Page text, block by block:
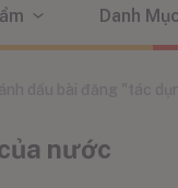
Danh Mục
nước